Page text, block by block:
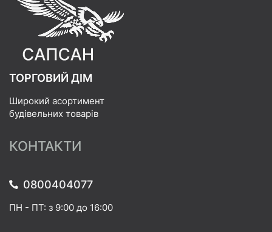
ТОРГОВИЙ ДІМ
Широкий асортимент
будівельних товарів
КОНТАКТИ
0800404077
ПН - ПТ: з 9:00 до 16:00